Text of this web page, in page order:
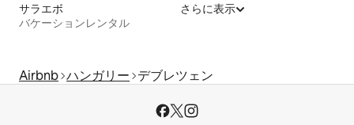
サラエボ
バケーションレンタル
さらに表示
Airbnb ハンガリー デブレツェン